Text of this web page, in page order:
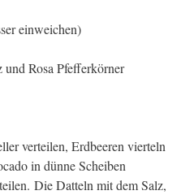
einweichen)
und Rosa Pfefferkörner
verteilen, Erdbeeren vierteln
in dünne Scheiben
Die Datteln mit dem Salz,